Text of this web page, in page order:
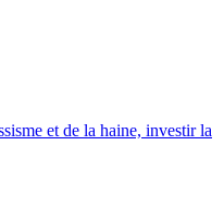
et de la haine, investir la